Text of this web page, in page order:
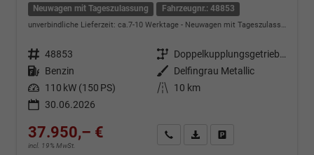
Neuwagen mit Tageszulassung Fahrzeugnr.: 48853
unverbindliche Lieferzeit: ca.7-10 Werktage Neuwagen mit Tageszulassung
Fahrzeugnr. 48853 Getriebe
Doppelkupplungsgetriebe (DSG)
Kraftstoff Benzin Außenfarbe Delfingrau Metallic
Leistung 110 kW (150 PS) Kilometerstand
10 km
30.06.2026
37.950,– €
incl. 19% MwSt.
Kontakt & Angebot anfordern
PDF-Datei, Fahrzeugexposé